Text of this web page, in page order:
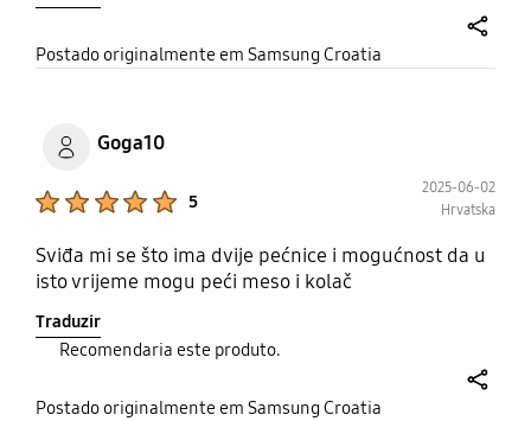
Postado originalmente em Samsung Croatia
Goga10
5
2025-06-02
Hrvatska
Sviđa mi se što ima dvije pećnice i mogućnost da u
isto vrijeme mogu peći meso i kolač
Traduzir
Recomendaria este produto.
Postado originalmente em Samsung Croatia